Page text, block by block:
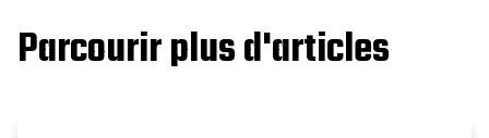
Parcourir plus d'articles